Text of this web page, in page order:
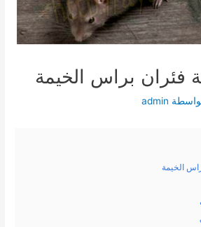
فئران براس الخيمة
admin
الخيمة